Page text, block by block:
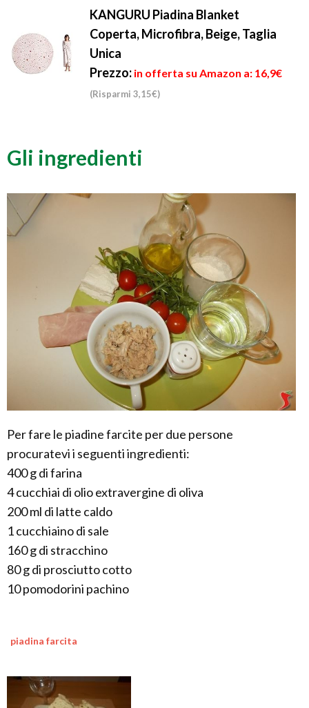
KANGURU Piadina Blanket
Coperta, Microfibra, Beige, Taglia
Unica
Prezzo: in offerta su Amazon a: 16,9€
(Risparmi 3,15€)
Gli ingredienti
Per fare le piadine farcite per due persone
procuratevi i seguenti ingredienti:
400 g di farina
4 cucchiai di olio extravergine di oliva
200 ml di latte caldo
1 cucchiaino di sale
160 g di stracchino
80 g di prosciutto cotto
10 pomodorini pachino
piadina farcita